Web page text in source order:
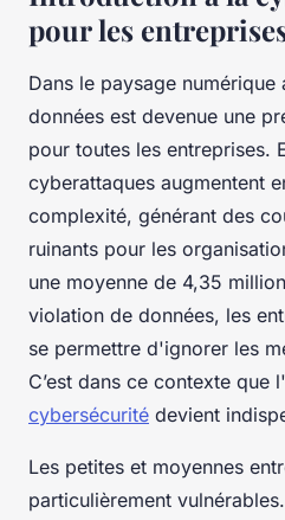
pour les
Dans le paysage
données est devenue une
pour toutes les entreprises.
cyberattaques augmentent
complexité, générant des
ruinants pour les
une moyenne de 4,35
violation de données, les
se permettre d'ignorer les
C’est dans ce contexte que l'
cybersécurité devient
Les petites et moyennes
particulièrement